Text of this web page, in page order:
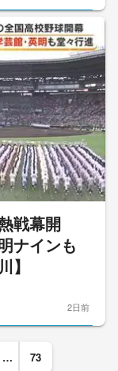
戦幕開
ナインも
】
2日前
… 73